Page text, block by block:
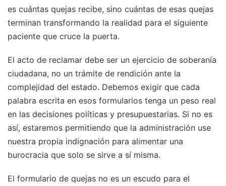
es cuántas quejas recibe, sino cuántas de esas quejas
terminan transformando la realidad para el siguiente
paciente que cruce la puerta.
El acto de reclamar debe ser un ejercicio de soberanía
ciudadana, no un trámite de rendición ante la
complejidad del estado. Debemos exigir que cada
palabra escrita en esos formularios tenga un peso real
en las decisiones políticas y presupuestarias. Si no es
así, estaremos permitiendo que la administración use
nuestra propia indignación para alimentar una
burocracia que solo se sirve a sí misma.
El formulario de quejas no es un escudo para el